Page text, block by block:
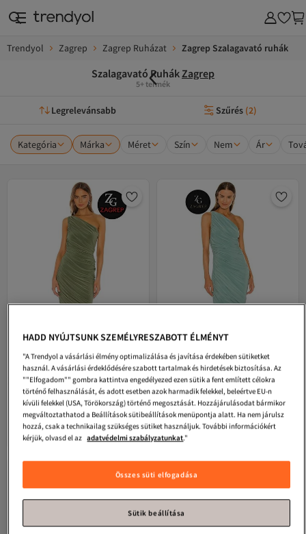
Trendyol Zagrep Zagrep Ruházat Zagrep Szalagavató ruhák
Szalagavató RuhákZagrep
5+ termék
Legrelevánsabb Szűrés (2)
Kategória Márka Méret Szín Nem Ár
Zagrep
Női zöld színű, drapírozott,
egyvállas, bélelt, cipzáras,
átlátszatlan midi ruha
(34)
Ingyenes szállítás
17 765Ft
Zagrep
Női vízzöld színű,
drapírozott, egyvállas, bélelt,
cipzáras, nem átlátszó midi ruha
4.7 (7)
Ingyenes szállítás
18 271
HADD NYÚJTSUNK SZEMÉLYRESZABOTT ÉLMÉNYT
"A Trendyol a vásárlási élmény optimalizálása és javítása érdekében sütiketket
használ. A vásárlási érdeklődésére szabott tartalmak és hirdetések biztosítása. Az
""Elfogadom"" gombra kattintva engedélyezed ezen sütik a fent említett célokra
történő felhasználását, és adott esetben azok harmadik felekkel, beleértve EU-n
kívüli felekkel (USA, Törökország) történő megosztását. Hozzájárulásodat bármikor
megváltoztathatod a Beállítások sütibeállítások menüpontja alatt. Ha nem járulsz
hozzá, csak a technikailag szükséges sütiket használjuk. További információkért
kérjük, olvasd el az adatvédelmi szabályzatunkat."
Összes süti elfogadása
Sütik beállítása